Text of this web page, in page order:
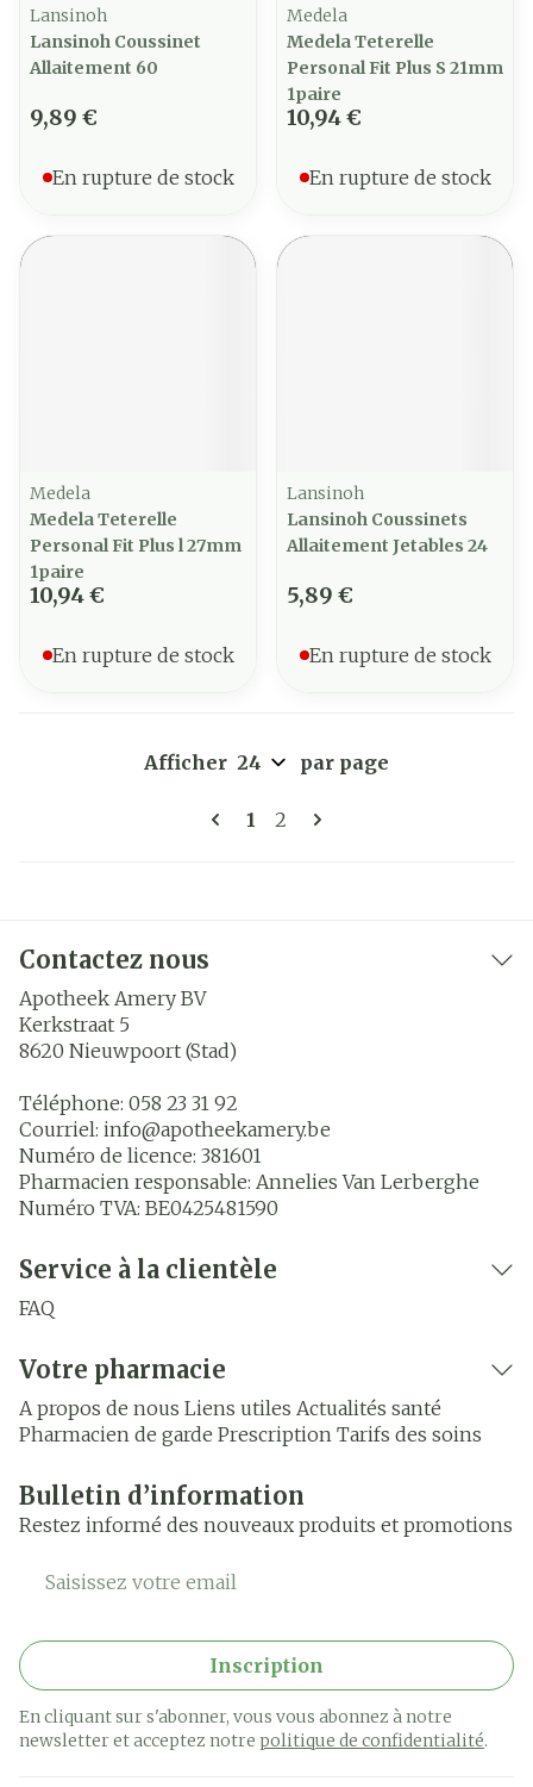
Lansinoh
Lansinoh Coussinet
Allaitement 60
9,89 €
En rupture de stock
Medela
Medela Teterelle
Personal Fit Plus S 21mm
1paire
10,94 €
En rupture de stock
Medela
Medela Teterelle
Personal Fit Plus l 27mm
1paire
10,94 €
En rupture de stock
Lansinoh
Lansinoh Coussinets
Allaitement Jetables 24
5,89 €
En rupture de stock
Pages
Vous lisez actuellement la
1 Page
2
Afficher par page
Contactez nous
Apotheek Amery BV
Kerkstraat 5
8620 Nieuwpoort (Stad)
Téléphone: 058 23 31 92
Courriel: info@apotheekamery.be
Numéro de licence: 381601
Pharmacien responsable: Annelies Van Lerberghe
Numéro TVA: BE0425481590
Service à la clientèle
FAQ
Votre pharmacie
A propos de nous Liens utiles Actualités santé
Pharmacien de garde Prescription Tarifs des soins
Bulletin d’information
Restez informé des nouveaux produits et promotions
Adresse mail
Inscription
En cliquant sur s'abonner, vous vous abonnez à notre
newsletter et acceptez notre politique de confidentialité.